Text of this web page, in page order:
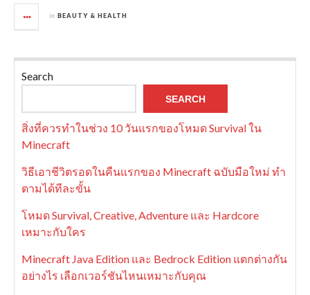
in BEAUTY & HEALTH
Search
SEARCH
สิ่งที่ควรทำในช่วง 10 วันแรกของโหมด Survival ใน
Minecraft
วิธีเอาชีวิตรอดในคืนแรกของ Minecraft ฉบับมือใหม่ ทำ
ตามได้ทีละขั้น
โหมด Survival, Creative, Adventure และ Hardcore
เหมาะกับใคร
Minecraft Java Edition และ Bedrock Edition แตกต่างกัน
อย่างไร เลือกเวอร์ชันไหนเหมาะกับคุณ